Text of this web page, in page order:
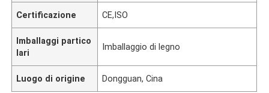
Certificazione CE,ISO
Imballaggi partico
lari
Imballaggio di legno
Luogo di origine Dongguan, Cina